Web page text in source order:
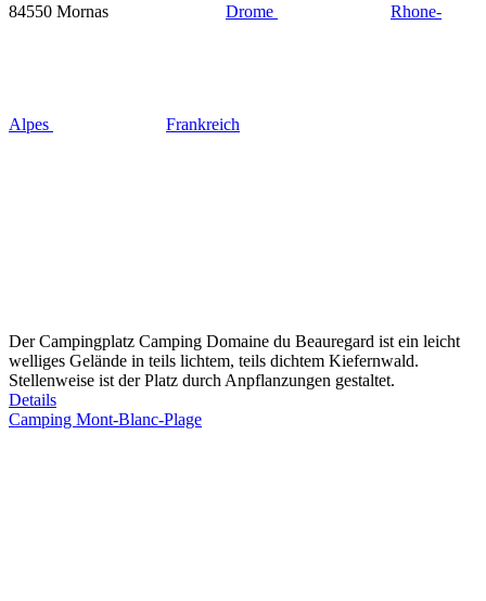
84550 Mornas Drome Rhone-
Alpes Frankreich
Der Campingplatz Camping Domaine du Beauregard ist ein leicht
welliges Gelände in teils lichtem, teils dichtem Kiefernwald.
Stellenweise ist der Platz durch Anpflanzungen gestaltet.
Details
Camping Mont-Blanc-Plage